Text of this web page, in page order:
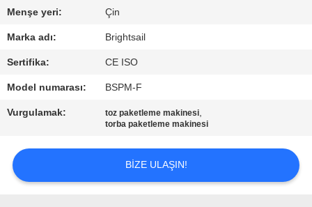
KALITE
KONTROL
BIZIMLE
GEÇIN
HABERLER
Menşe yeri: Çin
Marka adı: Brightsail
Sertifika: CE ISO
Model numarası: BSPM-F
Vurgulamak: toz paketleme makinesi,
torba paketleme makinesi
BIZE ULAŞIN!